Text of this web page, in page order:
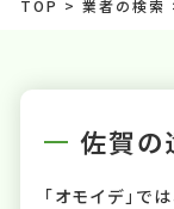
TOP > 業者の検索
佐賀の
「オモイデ」で